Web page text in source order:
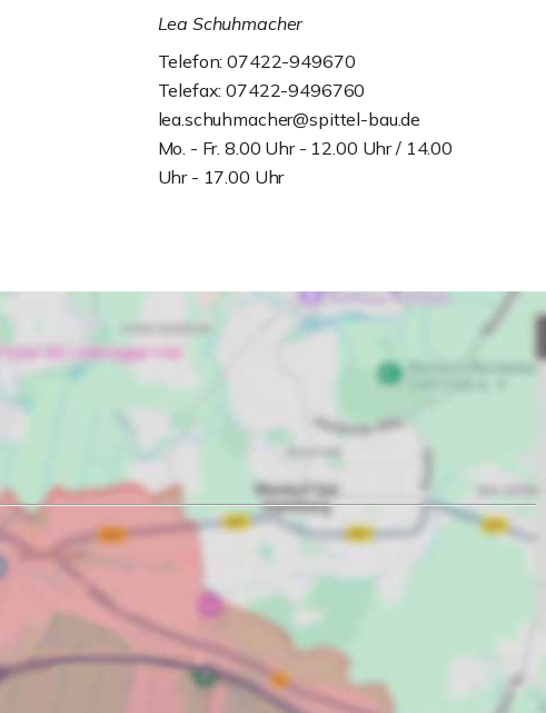
Lea Schuhmacher
Telefon: 07422-949670
Telefax: 07422-9496760
lea.schuhmacher@spittel-bau.de
Mo. - Fr. 8.00 Uhr - 12.00 Uhr / 14.00
Uhr - 17.00 Uhr